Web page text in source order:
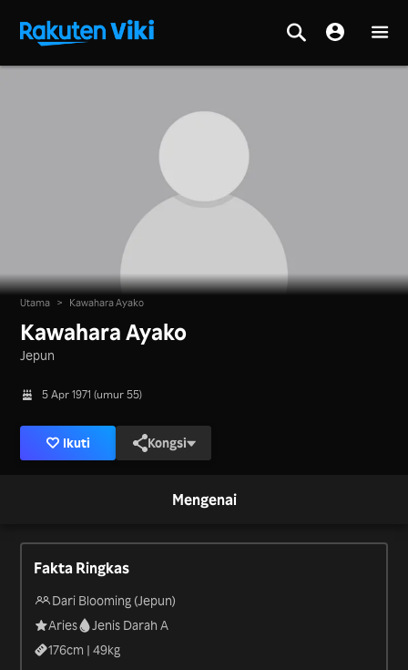
Utama > Kawahara Ayako
Kawahara Ayako
Jepun
5 Apr 1971 (umur 55)
Ikuti Kongsi
Mengenai
Fakta Ringkas
Dari Blooming (Jepun)
Aries
Jenis Darah A
176cm |49kg